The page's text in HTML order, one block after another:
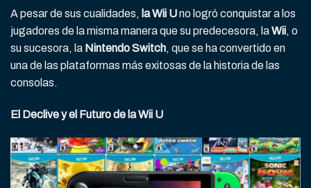
A pesar de sus cualidades, la Wii Uno logró conquistar a los
jugadores de la misma manera que su predecesora, laWii, o
su sucesora, la Nintendo Switch, que se ha convertido en
una de las plataformas más exitosas de la historia de las
consolas.
El Declive y el Futuro de la Wii U